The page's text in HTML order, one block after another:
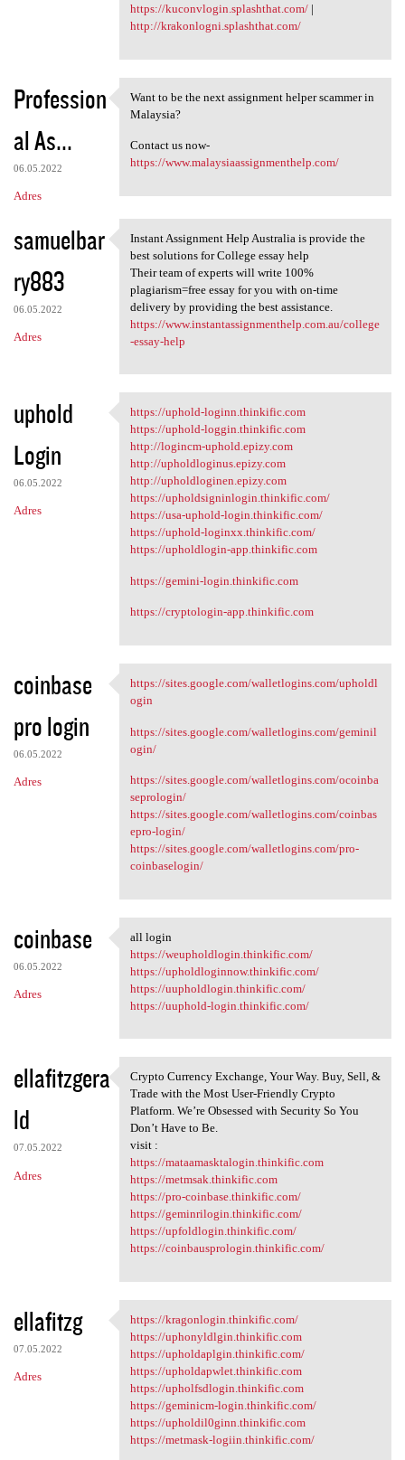
https://kuconvlogin.splashthat.com/|
http://krakonlogni.splashthat.com/
Profession
al As...
06.05.2022
Adres
Want to be the next
Want to be the next assignment helper scammer in
Malaysia?
Contact us now-
https://www.malaysiaassignmenthelp.com/
samuelbar
ry883
06.05.2022
Adres
Instant Assignment Help
Instant Assignment Help Australia is provide the
best solutions for College essay help
Their team of experts will write 100%
plagiarism=free essay for you with on-time
delivery by providing the best assistance.
https://www.instantassignmenthelp.com.au/college
-essay-help
uphold
Login
06.05.2022
Adres
https://uphold-loginn
https://uphold-loginn.thinkific.com
https://uphold-loggin.thinkific.com
http://logincm-uphold.epizy.com
http://upholdloginus.epizy.com
http://upholdloginen.epizy.com
https://upholdsigninlogin.thinkific.com/
https://usa-uphold-login.thinkific.com/
https://uphold-loginxx.thinkific.com/
https://upholdlogin-app.thinkific.com
https://gemini-login.thinkific.com
https://cryptologin-app.thinkific.com
coinbase
pro login
06.05.2022
Adres
https://sites.google.com
https://sites.google.com/walletlogins.com/upholdl
ogin
https://sites.google.com/walletlogins.com/geminil
ogin/
https://sites.google.com/walletlogins.com/ocoinba
seprologin/
https://sites.google.com/walletlogins.com/coinbas
epro-login/
https://sites.google.com/walletlogins.com/pro-
coinbaselogin/
coinbase
06.05.2022
Adres
all login
all login
https://weupholdlogin.thinkific.com/
https://upholdloginnow.thinkific.com/
https://uupholdlogin.thinkific.com/
https://uuphold-login.thinkific.com/
ellafitzgera
ld
07.05.2022
Adres
Crypto Currency Exchange,
Crypto Currency Exchange, Your Way. Buy, Sell, &
Trade with the Most User-Friendly Crypto
Platform. We’re Obsessed with Security So You
Don’t Have to Be.
visit :
https://mataamasktalogin.thinkific.com
https://metmsak.thinkific.com
https://pro-coinbase.thinkific.com/
https://geminrilogin.thinkific.com/
https://upfoldlogin.thinkific.com/
https://coinbausprologin.thinkific.com/
ellafitzg
07.05.2022
Adres
https://kragonlogin.thinkific
https://kragonlogin.thinkific.com/
https://uphonyldlgin.thinkific.com
https://upholdaplgin.thinkific.com/
https://upholdapwlet.thinkific.com
https://upholfsdlogin.thinkific.com
https://geminicm-login.thinkific.com/
https://upholdil0ginn.thinkific.com
https://metmask-logiin.thinkific.com/